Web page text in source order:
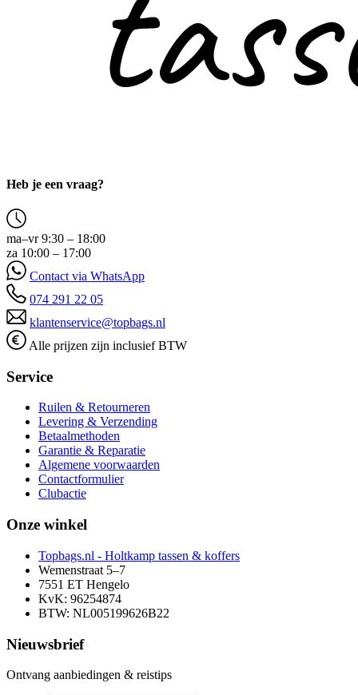
Heb je een vraag?
ma–vr 9:30 – 18:00
za 10:00 – 17:00
Contact via WhatsApp
074 291 22 05
klantenservice@topbags.nl
Alle prijzen zijn inclusief BTW
Service
Ruilen & Retourneren
Levering & Verzending
Betaalmethoden
Garantie & Reparatie
Algemene voorwaarden
Contactformulier
Clubactie
Onze winkel
Topbags.nl - Holtkamp tassen & koffers
Wemenstraat 5–7
7551 ET Hengelo
KvK: 96254874
BTW: NL005199626B22
Nieuwsbrief
Ontvang aanbiedingen & reistips